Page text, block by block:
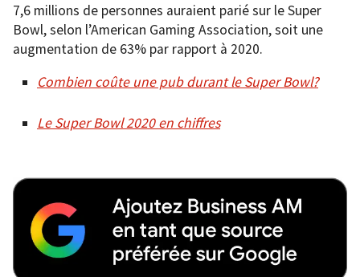
7,6 millions de personnes auraient parié sur le Super
Bowl, selon l’American Gaming Association, soit une
augmentation de 63% par rapport à 2020.
Combien coûte une pub durant le Super Bowl?
Le Super Bowl 2020 en chiffres